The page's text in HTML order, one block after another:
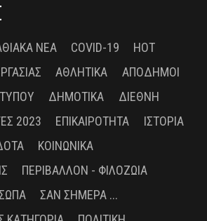
ΝΈΑ COVID-19
HOT
ΑΘΛΗΤΙΚΆ
ΑΠΌΔΗΜΟΙ
ΔΗΜΟΤΙΚΆ
ΔΙΕΘΝΉ
2023 ΕΠΙΚΑΙΡΌΤΗΤΑ
ΙΣΤΟΡΊΑ
ΚΟΙΝΩΝΙΚΆ
ΠΕΡΙΒΆΛΛΟΝ - ΦΙΛΟΖΩΊΑ
ΣΑΝ ΣΉΜΕΡΑ ...